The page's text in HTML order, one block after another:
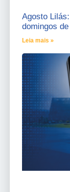
Agosto
domingos
Leia mais »